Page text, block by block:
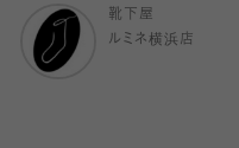
靴下屋
ルミネ横浜店